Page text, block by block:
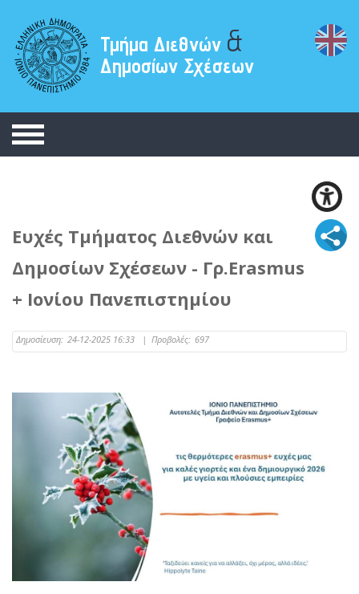
Τμήμα Διεθνών &
Δημοσίων Σχέσεων
Ευχές Τμήματος Διεθνών και
Δημοσίων Σχέσεων - Γρ.Erasmus
+ Ιονίου Πανεπιστημίου
Δημοσίευση: 24-12-2025 16:33 | Προβολές: 697